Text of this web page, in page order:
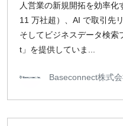
働き方
リモートのみ
リモート希望
出社希望
人営業の新規開拓を効率
11 万社超）、AI で取引先
そしてビジネスデータ検
t」を提供していま...
Baseconnect株式